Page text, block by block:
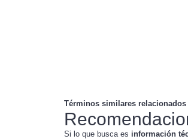
Términos similares
Si lo que busca es información